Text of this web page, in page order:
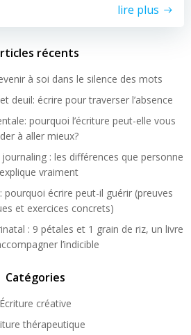
lire plus
récents
à soi dans le silence des mots
deuil: écrire pour traverser l’absence
pourquoi l’écriture peut-elle vous
à aller mieux?
: les différences que personne
vraiment
pourquoi écrire peut-il guérir (preuves
et exercices concrets)
: 9 pétales et 1 grain de riz, un livre
l’indicible
Catégories
Écriture créative
thérapeutique